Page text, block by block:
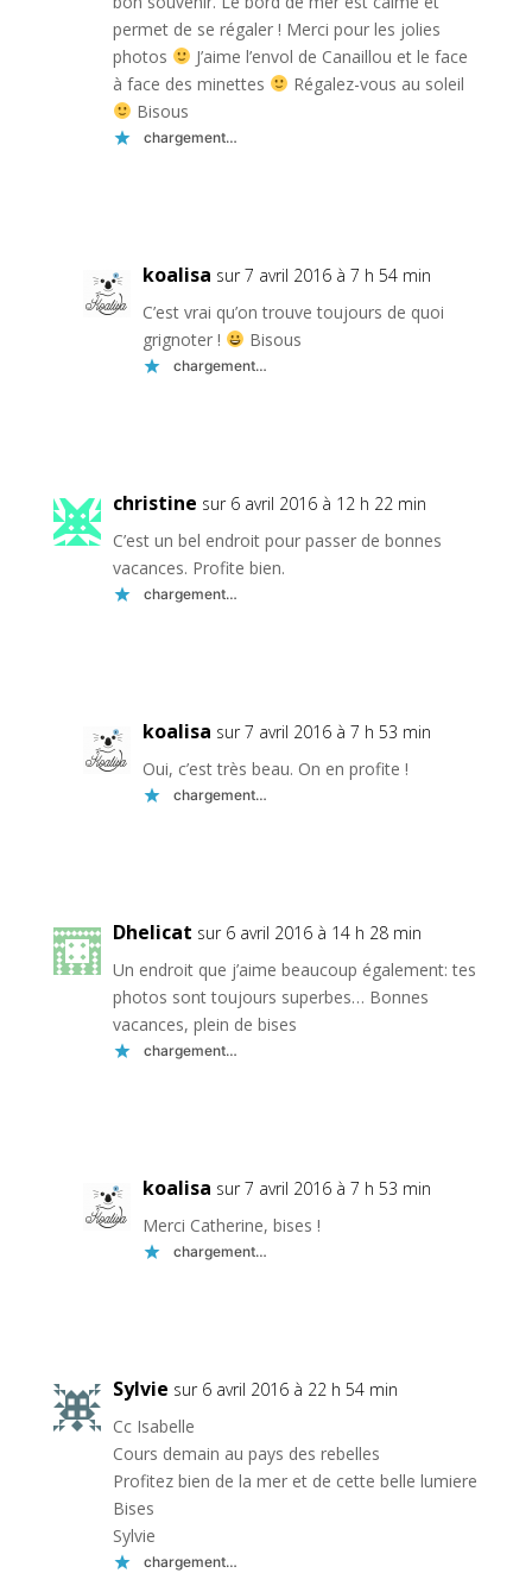
permet de se régaler ! Merci pour les jolies
photos
J’aime l’envol de Canaillou et le face
à face des minettes
Régalez-vous au soleil
Bisous
chargement…
koalisa sur 7 avril 2016 à 7 h 54 min
C’est vrai qu’on trouve toujours de quoi
grignoter !
Bisous
chargement…
christine sur 6 avril 2016 à 12 h 22 min
C’est un bel endroit pour passer de bonnes
vacances. Profite bien.
chargement…
koalisa sur 7 avril 2016 à 7 h 53 min
Oui, c’est très beau. On en profite !
chargement…
Dhelicat sur 6 avril 2016 à 14 h 28 min
Un endroit que j’aime beaucoup également: tes
photos sont toujours superbes… Bonnes
vacances, plein de bises
chargement…
koalisa sur 7 avril 2016 à 7 h 53 min
Merci Catherine, bises !
chargement…
Sylvie sur 6 avril 2016 à 22 h 54 min
Cc Isabelle
Cours demain au pays des rebelles
Profitez bien de la mer et de cette belle lumiere
Bises
Sylvie
chargement…